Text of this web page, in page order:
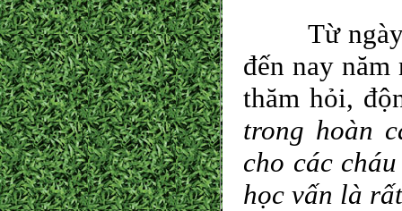
Từ ngày
đến nay
thăm hỏi,
trong hoàn
cho các
học vấn là